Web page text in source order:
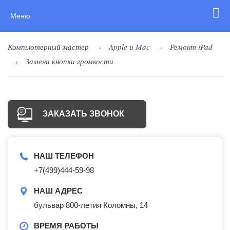
Меню
Компьютерный мастер Apple и Mac
Ремонт iPad
Замена кнопки громкости
ЗАКАЗАТЬ ЗВОНОК
НАШ ТЕЛЕФОН
+7(499)444-59-98
НАШ АДРЕС
бульвар 800-летия Коломны, 14
ВРЕМЯ РАБОТЫ